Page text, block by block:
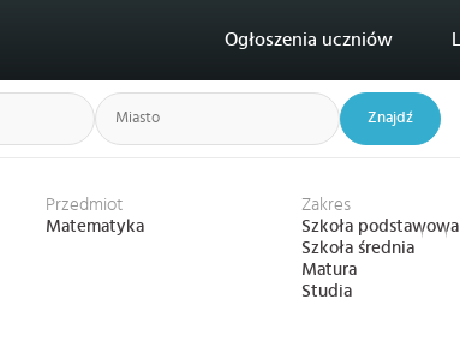
Ogłoszenia uczniów
Znajdź
Przedmiot
Matematyka
Zakres
Szkoła podstawowa
Szkoła średnia
Matura
Studia